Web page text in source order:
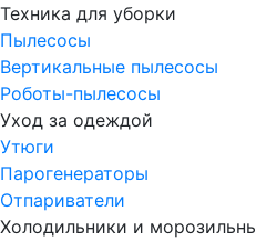
Техника для уборки
Пылесосы
Вертикальные пылесосы
Роботы-пылесосы
Уход за одеждой
Утюги
Парогенераторы
Отпариватели
Холодильники и